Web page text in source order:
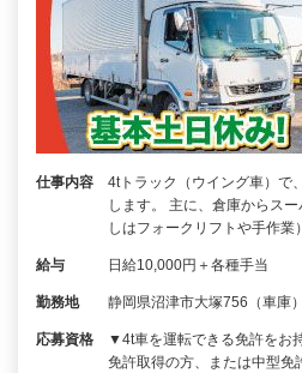
仕事内容
4tトラック（ウイング車）で
します。 主に、倉庫からス
しはフォークリフトや手作
給与 日給10,000円＋各種手当
勤務地 静岡県沼津市大塚756（車庫）
応募資格
▼4t車を運転できる免許をお
免許取得の方、または中型